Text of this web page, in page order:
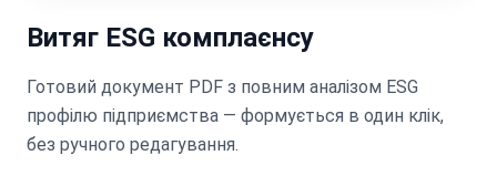
Витяг ESG комплаєнсу
Готовий документ PDF з повним аналізом ESG
профілю підприємства — формується в один клік,
без ручного редагування.